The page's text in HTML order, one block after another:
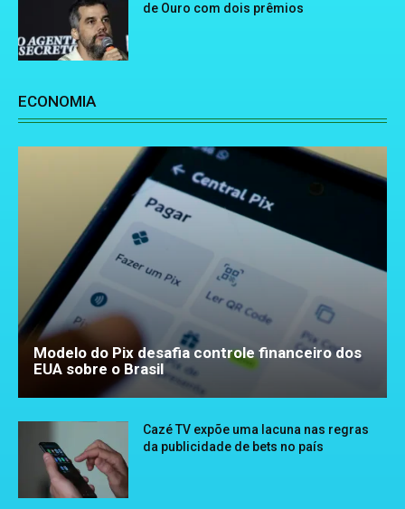
de Ouro com dois prêmios
ECONOMIA
Modelo do Pix desafia controle financeiro dos
EUA sobre o Brasil
Cazé TV expõe uma lacuna nas regras
da publicidade de bets no país